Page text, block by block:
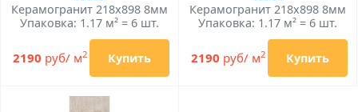
Керамогранит 218x898 8мм
Упаковка: 1.17 м² = 6 шт.
2190 руб/ м2 Купить
Керамогранит 218x898 8мм
Упаковка: 1.17 м² = 6 шт.
2190 руб/ м2 Купить